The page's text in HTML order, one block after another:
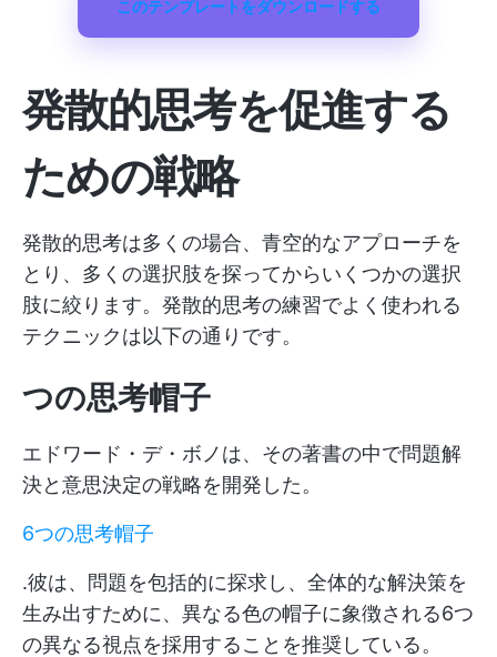
このテンプレートをダウンロードする
発散的思考を促進する
ための戦略
発散的思考は多くの場合、青空的なアプローチを
とり、多くの選択肢を探ってからいくつかの選択
肢に絞ります。発散的思考の練習でよく使われる
テクニックは以下の通りです。
つの思考帽子
エドワード・デ・ボノは、その著書の中で問題解
決と意思決定の戦略を開発した。
6つの思考帽子
.彼は、問題を包括的に探求し、全体的な解決策を
生み出すために、異なる色の帽子に象徴される6つ
の異なる視点を採用することを推奨している。